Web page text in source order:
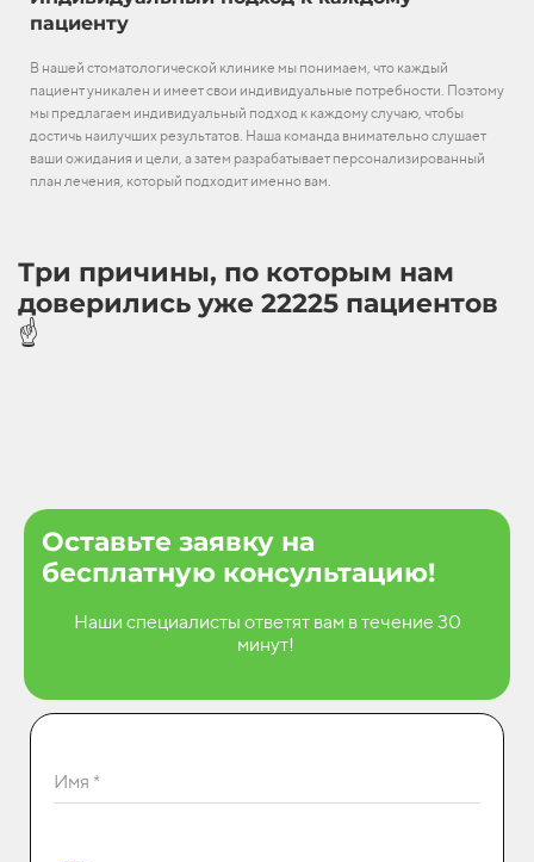
пациенту
В нашей стоматологической клинике мы понимаем, что каждый
пациент уникален и имеет свои индивидуальные потребности. Поэтому
мы предлагаем индивидуальный подход к каждому случаю, чтобы
достичь наилучших результатов. Наша команда внимательно слушает
ваши ожидания и цели, а затем разрабатывает персонализированный
план лечения, который подходит именно вам.
Три причины, по которым нам
доверились уже 22225 пациентов
☝️
Оставьте заявку на
бесплатную консультацию!
Наши специалисты ответят вам в течение 30
минут!
Имя *